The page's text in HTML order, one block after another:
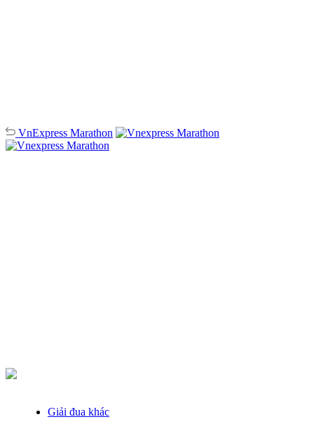
VnExpress Marathon
Giải đua khác